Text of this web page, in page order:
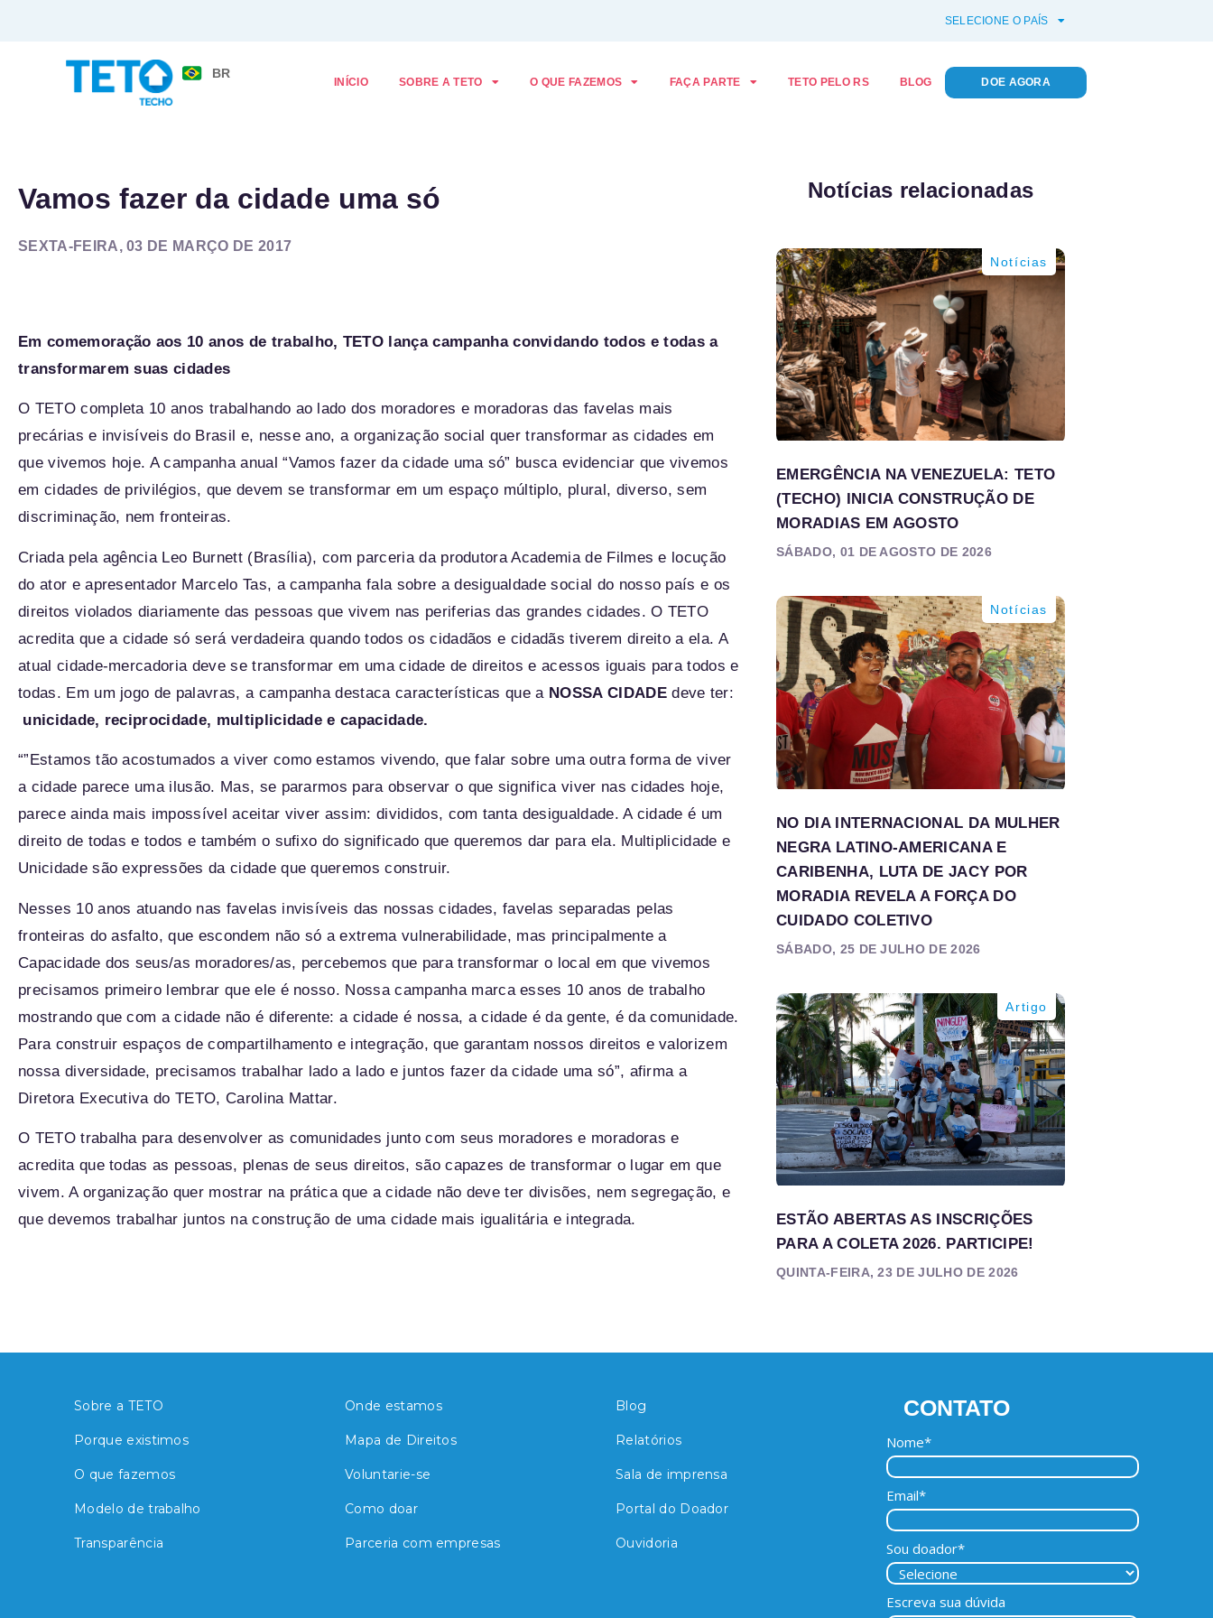
SELECIONE O PAÍS
BR
INÍCIO SOBRE A TETO O QUE FAZEMOS FAÇA PARTE TETO PELO RS BLOG DOE AGORA
Vamos fazer da cidade uma só
SEXTA-FEIRA, 03 DE MARÇO DE 2017
Em comemoração aos 10 anos de trabalho, TETO lança campanha convidando todos e todas a
transformarem suas cidades
O TETO completa 10 anos trabalhando ao lado dos moradores e moradoras das favelas mais
precárias e invisíveis do Brasil e, nesse ano, a organização social quer transformar as cidades em
que vivemos hoje. A campanha anual “Vamos fazer da cidade uma só” busca evidenciar que vivemos
em cidades de privilégios, que devem se transformar em um espaço múltiplo, plural, diverso, sem
discriminação, nem fronteiras.
Criada pela agência Leo Burnett (Brasília), com parceria da produtora Academia de Filmes e locução
do ator e apresentador Marcelo Tas, a campanha fala sobre a desigualdade social do nosso país e os
direitos violados diariamente das pessoas que vivem nas periferias das grandes cidades. O TETO
acredita que a cidade só será verdadeira quando todos os cidadãos e cidadãs tiverem direito a ela. A
atual cidade-mercadoria deve se transformar em uma cidade de direitos e acessos iguais para todos e
todas. Em um jogo de palavras, a campanha destaca características que a NOSSA CIDADEdeve ter:
unicidade, reciprocidade, multiplicidade e capacidade.
“”Estamos tão acostumados a viver como estamos vivendo, que falar sobre uma outra forma de viver
a cidade parece uma ilusão. Mas, se pararmos para observar o que significa viver nas cidades hoje,
parece ainda mais impossível aceitar viver assim: divididos, com tanta desigualdade. A cidade é um
direito de todas e todos e também o sufixo do significado que queremos dar para ela. Multiplicidade e
Unicidadesão expressões da cidade que queremos construir.
Nesses 10 anos atuando nas favelas invisíveis das nossas cidades, favelas separadas pelas
fronteiras do asfalto, que escondem não só a extrema vulnerabilidade, mas principalmente a
Capacidade dos seus/as moradores/as, percebemos que para transformar o local em que vivemos
precisamos primeiro lembrar que ele é nosso. Nossa campanha marca esses 10 anos de trabalho
mostrando que com a cidade não é diferente: a cidade é nossa, a cidade é da gente, é da comunidade.
Para construir espaços de compartilhamento e integração, que garantam nossos direitos e valorizem
nossa diversidade, precisamos trabalhar lado a lado e juntos fazer da cidade uma só”, afirma a
Diretora Executiva do TETO, Carolina Mattar.
O TETO trabalha para desenvolver as comunidades junto com seus moradores e moradoras e
acredita que todas as pessoas, plenas de seus direitos, são capazes de transformar o lugar em que
vivem. A organização quer mostrar na prática que a cidade não deve ter divisões, nem segregação, e
que devemos trabalhar juntos na construção de uma cidade mais igualitária e integrada.
Notícias relacionadas
Notícias
EMERGÊNCIA NA VENEZUELA: TETO
(TECHO) INICIA CONSTRUÇÃO DE
MORADIAS EM AGOSTO
SÁBADO, 01 DE AGOSTO DE 2026
Notícias
NO DIA INTERNACIONAL DA MULHER
NEGRA LATINO-AMERICANA E
CARIBENHA, LUTA DE JACY POR
MORADIA REVELA A FORÇA DO
CUIDADO COLETIVO
SÁBADO, 25 DE JULHO DE 2026
Artigo
ESTÃO ABERTAS AS INSCRIÇÕES
PARA A COLETA 2026. PARTICIPE!
QUINTA-FEIRA, 23 DE JULHO DE 2026
Sobre a TETO
Porque existimos
O que fazemos
Modelo de trabalho
Transparência
Onde estamos
Mapa de Direitos
Voluntarie-se
Como doar
Parceria com empresas
Blog
Relatórios
Sala de imprensa
Portal do Doador
Ouvidoria
CONTATO
Nome*
Email*
Sou doador*
Escreva sua dúvida